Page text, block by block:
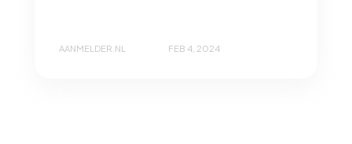
AANMELDER.NL FEB 4, 2024